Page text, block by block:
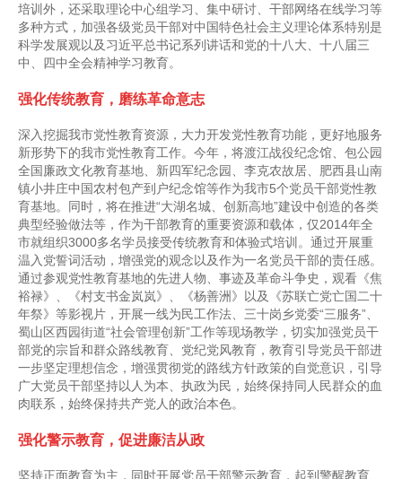
培训外，还采取理论中心组学习、集中研讨、干部网络在线学习等
多种方式，加强各级党员干部对中国特色社会主义理论体系特别是
科学发展观以及习近平总书记系列讲话和党的十八大、十八届三
中、四中全会精神学习教育。
强化传统教育，磨练革命意志
深入挖掘我市党性教育资源，大力开发党性教育功能，更好地服务
新形势下的我市党性教育工作。今年，将渡江战役纪念馆、包公园
全国廉政文化教育基地、新四军纪念园、李克农故居、肥西县山南
镇小井庄中国农村包产到户纪念馆等作为我市5个党员干部党性教
育基地。同时，将在推进“大湖名城、创新高地”建设中创造的各类
典型经验做法等，作为干部教育的重要资源和载体，仅2014年全
市就组织3000多名学员接受传统教育和体验式培训。通过开展重
温入党誓词活动，增强党的观念以及作为一名党员干部的责任感。
通过参观党性教育基地的先进人物、事迹及革命斗争史，观看《焦
裕禄》、《村支书金岚岚》、《杨善洲》以及《苏联亡党亡国二十
年祭》等影视片，开展一线为民工作法、三十岗乡党委“三服务”、
蜀山区西园街道“社会管理创新”工作等现场教学，切实加强党员干
部党的宗旨和群众路线教育、党纪党风教育，教育引导党员干部进
一步坚定理想信念，增强贯彻党的路线方针政策的自觉意识，引导
广大党员干部坚持以人为本、执政为民，始终保持同人民群众的血
肉联系，始终保持共产党人的政治本色。
强化警示教育，促进廉洁从政
坚持正面教育为主，同时开展党员干部警示教育，起到警醒教育、